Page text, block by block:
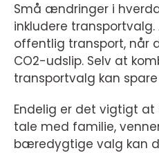
Små ændringer i
inkludere
offentlig transport, når
CO2-udslip. Selv at
transportvalg kan
Endelig er det vigtigt at
tale med familie,
bæredygtige valg kan